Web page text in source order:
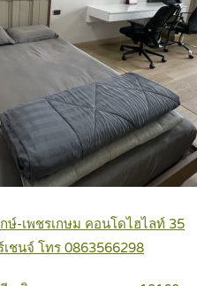
-เพชรเกษม คอนโดไฮไลท์ 35
ชนจ์ โทร 0863566298